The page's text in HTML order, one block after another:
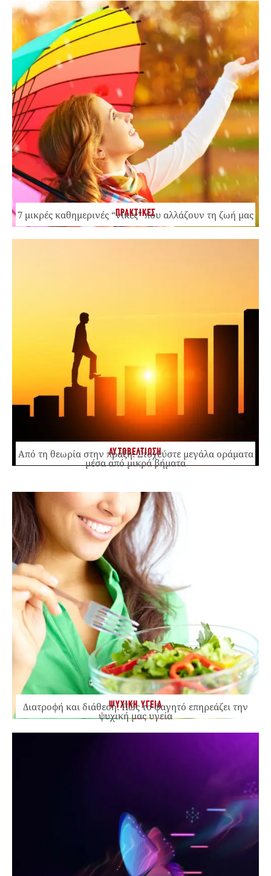
ΠΡΑΚΤΙΚΕΣ
7 μικρές καθημερινές “νίκες” που αλλάζουν τη ζωή μας
ΑΥΤΟΒΕΛΤΙΩΣΗ
Από τη θεωρία στην πράξη: Στοχεύστε μεγάλα οράματα
μέσα από μικρά βήματα
ΨΥΧΙΚΗ ΥΓΕΙΑ
Διατροφή και διάθεση: Πώς το φαγητό επηρεάζει την
ψυχική μας υγεία